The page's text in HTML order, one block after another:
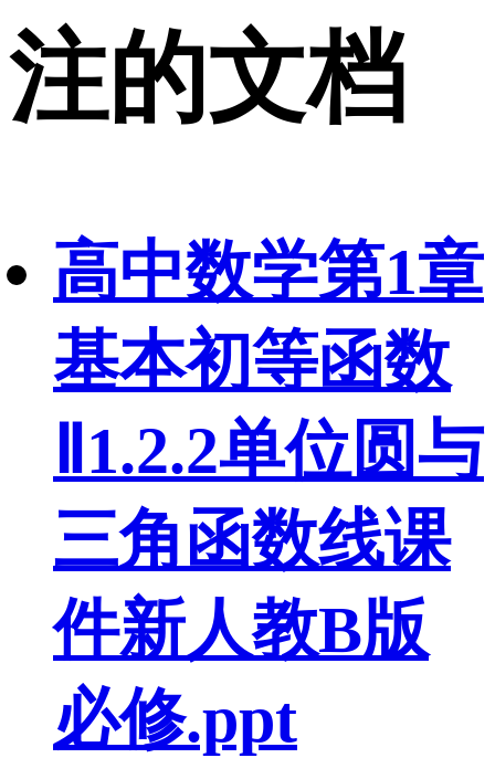
注的文档
高中数学第1章
基本初等函数
Ⅱ1.2.2单位圆与
三角函数线课
件新人教B版
必修.ppt